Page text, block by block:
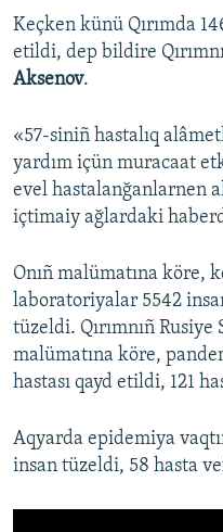
Keçken künü Qırımda
etildi, dep bildire
Aksenov.
«57-siniñ hastalıq
yardım içün muracaat
evel hastalanğanlarnen
içtimaiy ağlardaki
Onıñ malümatına köre,
laboratoriyalar 5542
tüzeldi. Qırımnıñ
malümatına köre,
hastası qayd etildi, 121
Aqyarda epidemiya
insan tüzeldi, 58 hasta